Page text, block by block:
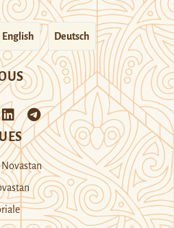
English Deutsch
Novastan